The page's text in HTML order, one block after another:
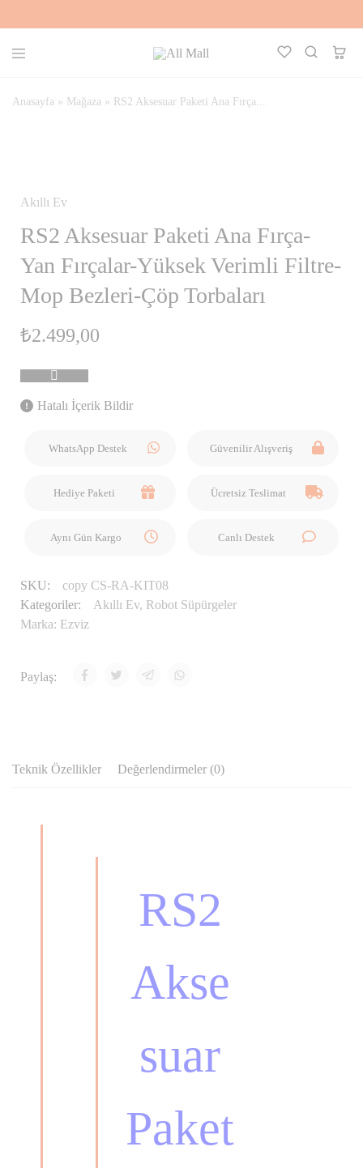
Al
Anasayfa » Mağaza » RS2 Aksesuar Paketi Ana Fırça...
Akıllı Ev
RS2 Aksesuar Paketi Ana Fırça-
Yan Fırçalar-Yüksek Verimli Filtre-
Mop Bezleri-Çöp Torbaları
₺2.499,00
Hatalı İçerik Bildir
WhatsApp Destek Güvenilir Alışveriş
Hediye Paketi Ücretsiz Teslimat
Aynı Gün Kargo Canlı Destek
SKU:
copy CS-RA-KIT08
Kategoriler:
Akıllı Ev, Robot Süpürgeler
Marka: Ezviz
Paylaş:
Teknik Özellikler Değerlendirmeler (0)
RS2
Akse
suar
Paket